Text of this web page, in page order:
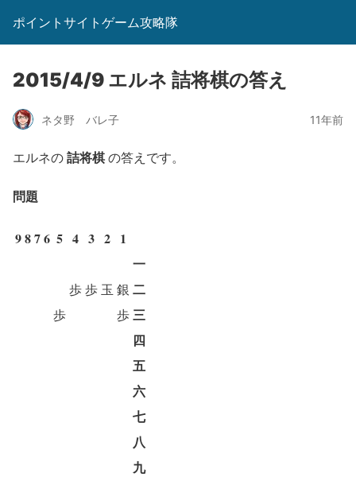
ポイントサイトゲーム攻略隊
2015/4/9 エルネ 詰将棋の答え
ネタ野 バレ子 11年前
エルネの詰将棋の答えです。
問題
9876 5 4 3 2 1
一
歩歩 玉 銀 二
歩 歩 三
四
五
六
七
八
九